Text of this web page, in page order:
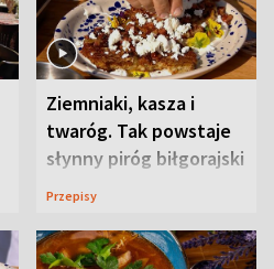
Ziemniaki, kasza i
twaróg. Tak powstaje
słynny piróg biłgorajski
Przepisy